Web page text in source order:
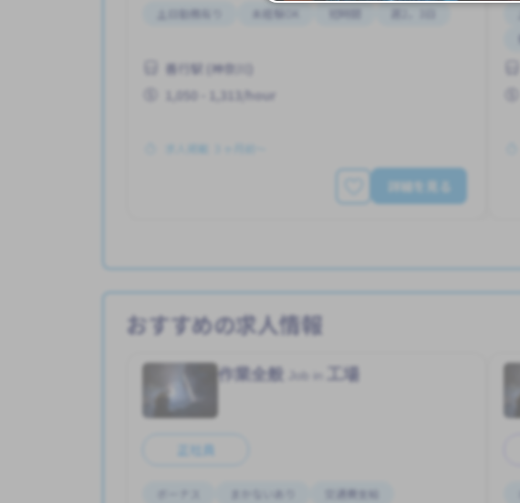
土日勤務有り 未経験OK
善行駅 (神奈川)
1,050 - 1,313/hour
求人掲載 ３ヶ月前〜
詳細を見る
おすすめの求人情報
作業全般
正社員
まかないあり
交通費支給